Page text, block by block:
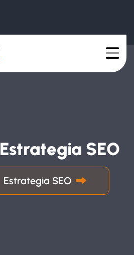
Estrategia SEO
Estrategia SEO